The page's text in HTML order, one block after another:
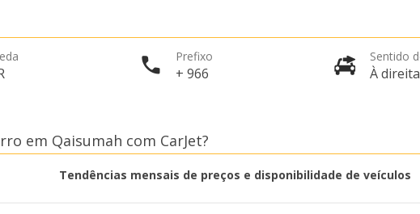
Prefixo
+ 966
Sentido
À direita
em Qaisumah com CarJet?
Tendências mensais de preços e disponibilidade de veículos